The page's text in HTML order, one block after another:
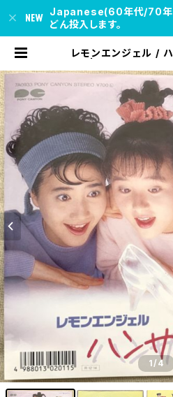
Japanese(60年代/70年
どん投入します。
レモンエンジェル /
1/4